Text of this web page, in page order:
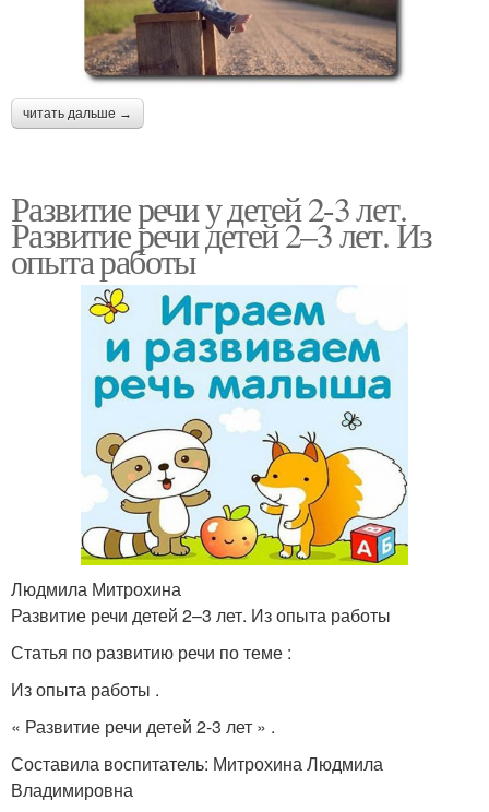
читать дальше →
Развитие речи у детей 2-3 лет.
Развитие речи детей 2–3 лет. Из
опыта работы
Людмила Митрохина
Развитие речи детей 2–3 лет. Из опыта работы
Статья по развитию речи по теме :
Из опыта работы .
« Развитие речи детей 2-3 лет » .
Составила воспитатель: Митрохина Людмила
Владимировна